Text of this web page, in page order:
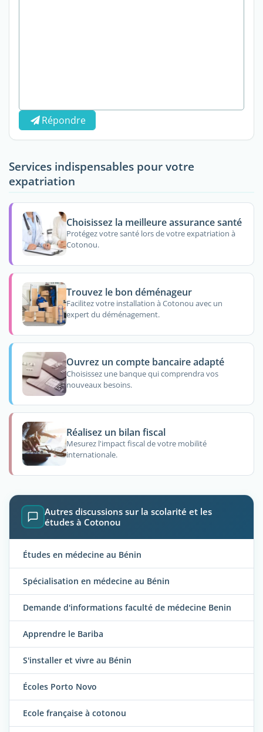
Répondre
Services indispensables pour votre
expatriation
Choisissez la meilleure assurance santé
Protégez votre santé lors de votre expatriation à
Cotonou.
Trouvez le bon déménageur
Facilitez votre installation à Cotonou avec un
expert du déménagement.
Ouvrez un compte bancaire adapté
Choisissez une banque qui comprendra vos
nouveaux besoins.
Réalisez un bilan fiscal
Mesurez l'impact fiscal de votre mobilité
internationale.
Autres discussions sur la scolarité et les
études à Cotonou
Études en médecine au Bénin
Spécialisation en médecine au Bénin
Demande d'informations faculté de médecine Benin
Apprendre le Bariba
S'installer et vivre au Bénin
Écoles Porto Novo
Ecole française à cotonou